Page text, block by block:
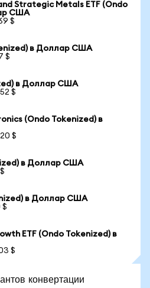
Strategic Metals ETF (Ondo
США
$
в Доллар США
$
в Доллар США
$
(Ondo Tokenized) в
$
в Доллар США
в Доллар США
$
ETF (Ondo Tokenized) в
$
конвертации